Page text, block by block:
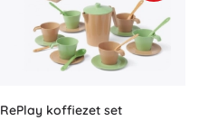
RePlay koffiezet set